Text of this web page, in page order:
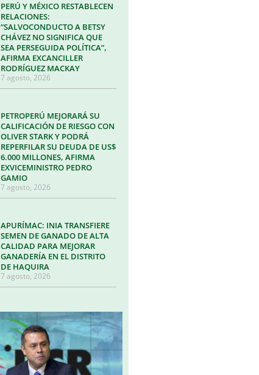
PERÚ Y MÉXICO RESTABLECEN
RELACIONES:
“SALVOCONDUCTO A BETSY
CHÁVEZ NO SIGNIFICA QUE
SEA PERSEGUIDA POLÍTICA”,
AFIRMA EXCANCILLER
RODRÍGUEZ MACKAY
7 agosto, 2026
PETROPERÚ MEJORARÁ SU
CALIFICACIÓN DE RIESGO CON
OLIVER STARK Y PODRÁ
REPERFILAR SU DEUDA DE US$
6.000 MILLONES, AFIRMA
EXVICEMINISTRO PEDRO
GAMIO
7 agosto, 2026
APURÍMAC: INIA TRANSFIERE
SEMEN DE GANADO DE ALTA
CALIDAD PARA MEJORAR
GANADERÍA EN EL DISTRITO
DE HAQUIRA
7 agosto, 2026